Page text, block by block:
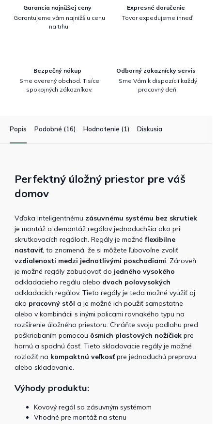
Garancia najnižšej ceny
Garantujeme vám najnižšiu cenu
na trhu.
Expresné doručenie
Tovar expedujeme ihneď.
Bezpečný nákup
Sme overený obchod. Tisíce
spokojných zákazníkov.
Odborný zakaznícky servis
Sme Vám k dispozícii každý
pracovný deň.
Popis Podobné (16) Hodnotenie (1) Diskusia
Perfektný úložný priestor pre váš
domov
Vďaka inteligentnému zásuvnému systému bez skrutiek
je montáž a demontáž regálov jednoduchšia ako pri
skrutkovacích regáloch. Regály je možné flexibilne
nastaviť , to znamená, že si môžete ľubovoľne zvoliť
vzdialenosti medzi jednotlivými poschodiami . Zároveň
je možné regály zabudovať do jedného vysokého
odkladacieho regálu alebo dvoch polovysokých
odkladacích regálov. Tieto regály je teda možné využiť aj
ako pracovný stôl a je možné ich použiť samostatne
alebo v kombinácii s inými policami rovnakého typu na
rozšírenie úložného priestoru. Chráňte svoju podlahu pred
poškriabaním pomocou ôsmich plastových nožičiek pre
hornú a spodnú časť. Tieto skladovacie regály je možné
rozložiť na kompaktnú veľkosť pre jednoduchú prepravu
alebo skladovanie.
Výhody produktu:
Kovový regál so zásuvným systémom
Vhodné pre montáž na stenu